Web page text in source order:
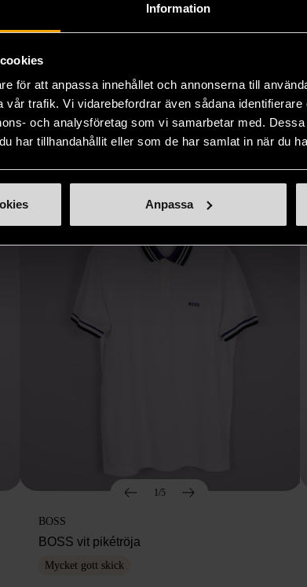
Information
för att anpassa innehållet och annonserna till
vår trafik. Vi vidarebefordrar även sådana
och analysföretag som vi samarbetar med.
har tillhandahållit eller som de har samlat in när du
Anpassa
hemlöshet
butiker
som står
på ett
möjlighet att återanvända och ge
nytt liv åt befintliga produkter.
1/5
BOSS
BOSS vit pikétröja
Mycket gott skick